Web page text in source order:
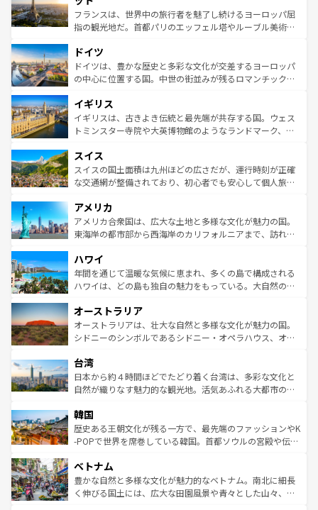
しい。
る。首都マドリードの洗練された雰囲気や、バルセロナの
アートに溢れた街角から、地方では古代ローマ遺跡や中世
せる。地方によって風土や気候が異なるスペインはその個
性で訪れる人を魅了する。 なお、新着のスペイン情報は コ
ンテンツ一覧を参照してほしい。
フランスは、世界中の旅行者を魅了し続けるヨーロッパ屈
指の観光地だ。首都パリのエッフェル塔やルーブル美術館
で、幅広い魅力が詰まっている。華麗な宮殿、歴史的な大
聖堂、美しいビーチ、そして豊かな自然が、訪れる者を心
から魅了する。また、フランスは美食の国としても知ら
いる。シャンパンの発祥地であるランス、プロヴァンスの
香り高いラベンダー畑など、多彩な楽しみ方が可能だ。さ
らに、パリ以外の地域にも魅力が溢れており、どの街角に
れる地方に足を運ぶとそれぞれで全く異なる文化を体験で
きるだろう。 なお、新着のフランス情報はコンテンツ一覧
を参照してほしい。
ドイツ
ドイツは、豊かな歴史と多彩な文化が交差するヨーロッパ
の中心に位置する国。中世の街並みが残るロマンチック街
顔を持つこの国は、どこを歩いても飽きることがない。ベ
ルリンの文化的活気、バイエルン州のアルプスの絶景、そ
してライン川沿いのワイン畑といった風景は必見。ビール
は、お酒好きな人にはぜひ体験してほしい。 なお、新着の
ドイツ情報はコンテンツ一覧を参照してほしい。
イギリス
イギリスは、古きよき伝統と最先端が共存する国。ウェス
トミンスター寺院や大英博物館のようなランドマーク、歴
リアごとに異なる魅力がある。また、優雅なアフタヌーン
ティー、ビール好きにはたまらない英国パブ、サッカー観
戦など、本場だからこそできる体験も豊富。イギリスを旅
ンツ一覧を参照してほしい。
スイス
スイスの国土面積は九州ほどの広さだが、運行時刻が正確
な交通網が整備されており、初心者でも安心して個人旅行
の建物がそのまま残る町や、スイスならではのユニークな
博物館もあり、アルプス観光だけでなく町歩きも満喫する
ことができる。国民の所得が高いため物価も高いが、旅行
ば市内交通費無料で観光を楽しむこともできる。 なお、新
着のスイス情報はコンテンツ一覧 を参照してほしい。
アメリカ
アメリカ合衆国は、広大な土地と多様な文化が魅力の国。
東海岸の都市部から西海岸のカリフォルニアまで、訪れる
のような巨大都市は、観光、ショッピング、エンターテイ
ンメントが詰まった刺激的なスポットだ。一方、アメリカ
西部には大自然が広がり、グランドキャニオンやイエロー
部のニューオーリンズでは、音楽と美食が融合した独特の
文化が魅力。旅行者はアメリカの各地域で異なる魅力を楽
しみながら、その多様性と豊かな歴史を感じることができ
ならではの贅沢な旅のスタイルだ。 なお、新着のアメリカ
情報はコンテンツ一覧を参照してほしい。
ハワイ
年間を通じて温暖な気候に恵まれ、多くの島で構成される
ハワイは、どの島も独自の魅力をもっている。大自然の神
ワイ島は見逃せない。また、定番の観光地といえばオアフ
島だが、静かな自然を求めるならマウイ島やカウアイ島が
おすすめ。エメラルドグリーンに輝く海をはじめ、豊かな
れるおもてなしの心で訪れる人々を迎えてくれるハワイの
人々、おいしいローカルフードやハワイアンミュージッ
ク、伝統的なフラダンスなど、すべてがハワイの魅力を彩
ワイを、存分に味わってほしい。 なお、新着のハワイ情報
はコンテンツ一覧を参照してほしい。
オーストラリア
オーストラリアは、壮大な自然と多様な文化が魅力の国。
シドニーのシンボルであるシドニー・オペラハウス、オー
リアリーフや大陸中央部にそびえるウルル（エアーズロッ
ク）、タスマニアの美しい原生林やケアンズの熱帯雨林な
ど、見どころがたくさん。また、カフェやワイン、オージ
いる。アクティビティも充実しており、サーフィンやダイ
ビング、ハイキングなど、アウトドア好きにはたまらな
い。オーストラリアの多彩な魅力を存分に味わいつくそ
参照してほしい。
台湾
日本から約４時間ほどでたどり着く台湾は、多彩な文化と
自然が織りなす魅力的な観光地。活気あふれる大都市の台
ン）、静ひつな山岳地帯である台湾東部など、都市の喧騒
と山間の静けさが共存しており、訪れる人に新しい発見と
驚きをもたらしてくれる。また、奥深い台湾の食文化も魅
容にもいいと評判のスイーツなど、バラエティ豊かな料理
が味わえる。 なお、新着の台湾情報は コンテンツ一覧を参
照してほしい。
韓国
歴史ある王朝文化が残る一方で、最先端のファッションやK
-POPで世界を席巻している韓国。首都ソウルの宮殿や伝統
き、地方に足を延ばせば四季折々の自然美を楽しむことが
できる。そして、キムチや焼肉、絶品のストリートフード
まで、さまざまな韓国料理が待っている。夜には、韓国な
ベトナム
豊かな自然と多様な文化が魅力的なベトナム。南北に細長
く伸びる国土には、広大な田園風景や青々とした山々、世